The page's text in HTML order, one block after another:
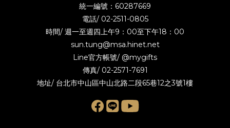
統一編號：60287669
電話/ 02-2511-0805
時間/ 週一至週四上午9：00至下午18：00
sun.tung@msa.hinet.net
Line官方帳號/ @mygifts
傳真/ 02-2571-7691
地址/ 台北市中山區中山北路二段65巷12之3號1樓